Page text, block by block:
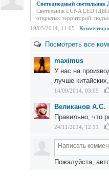
Светодиодный
Светильник LUNA LED
открытых территорий:
19/05/2014, 11:05
Посмотреть все
maximus
У нас на
лучше
14/09/2014, 03:09
Великанов А.С.
Правильно, что
24/11/2014, 12:11
Пожалуйста,